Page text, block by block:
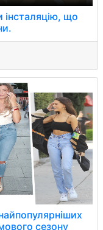
інсталяцію, що
сезону